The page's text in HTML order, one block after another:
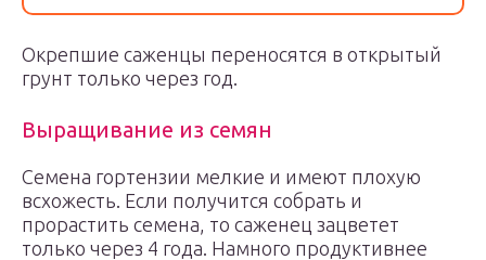
Окрепшие саженцы переносятся в открытый
грунт только через год.
Выращивание из семян
Семена гортензии мелкие и имеют плохую
всхожесть. Если получится собрать и
прорастить семена, то саженец зацветет
только через 4 года. Намного продуктивнее